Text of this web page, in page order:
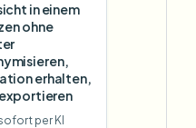
in einem
ohne
erhalten,
per KI